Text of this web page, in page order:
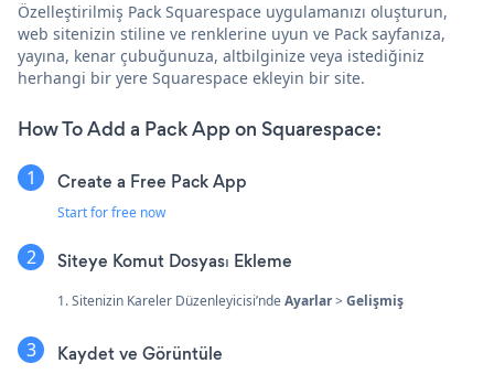
Özelleştirilmiş Pack Squarespace uygulamanızı oluşturun,
web sitenizin stiline ve renklerine uyun ve Pack sayfanıza,
yayına, kenar çubuğunuza, altbilginize veya istediğiniz
herhangi bir yere Squarespace ekleyin bir site.
How To Add a Pack App on Squarespace:
Create a Free Pack App
Start for free now
Siteye Komut Dosyası Ekleme
1. Sitenizin Kareler Düzenleyicisi’ndeAyarlar> Gelişmiş
Kaydet ve Görüntüle